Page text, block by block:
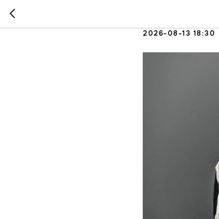
День
2026-08-13 18:30